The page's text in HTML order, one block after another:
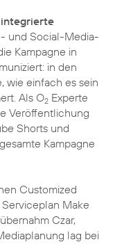
integrierte
und Social-Media-
Kampagne in
in den
wie einfach es sein
Als O2 Experte
Veröffentlichung
Shorts und
Kampagne
Customized
Make
Czar,
lag bei